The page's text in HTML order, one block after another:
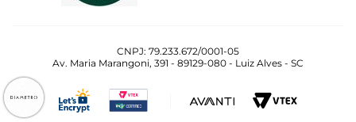
CNPJ: 79.233.672/0001-05
Av. Maria Marangoni, 391 - 89129-080 - Luiz Alves - SC